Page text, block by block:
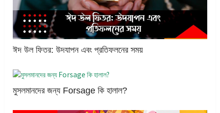
ঈদ উল ফিতর: উদযাপন এবং প্রতিফলনের সময়
মুসলমানদের জন্য Forsage কি হালাল?